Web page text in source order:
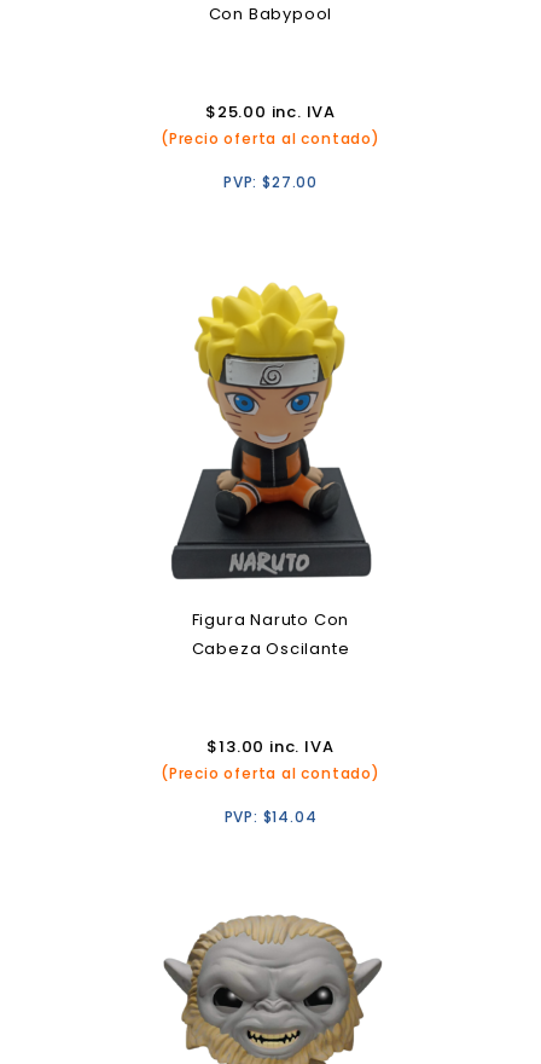
Con Babypool
$25.00 inc. IVA
(Precio oferta al contado)
PVP:$27.00
Figura Naruto Con
Cabeza Oscilante
$13.00 inc. IVA
(Precio oferta al contado)
PVP: $14.04